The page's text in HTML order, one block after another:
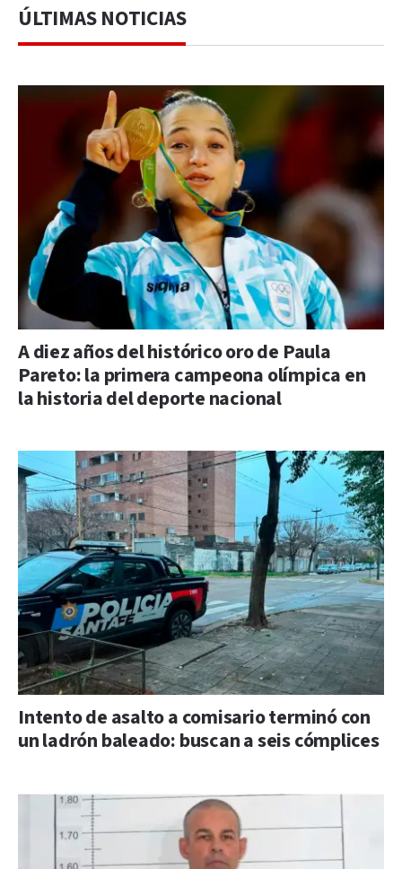
ÚLTIMAS NOTICIAS
A diez años del histórico oro de Paula
Pareto: la primera campeona olímpica en
la historia del deporte nacional
Intento de asalto a comisario terminó con
un ladrón baleado: buscan a seis cómplices